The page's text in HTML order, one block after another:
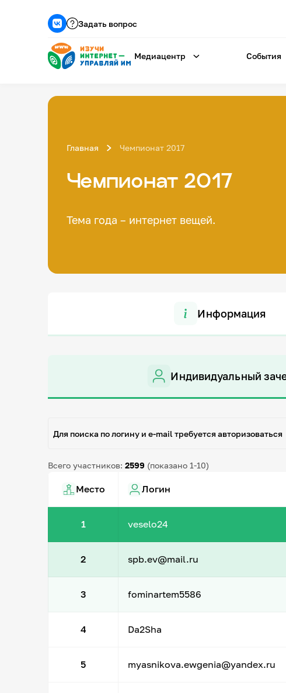
Задать вопрос
Медиацентр События
Главная Чемпионат 2017
Чемпионат 2017
Тема года – интернет вещей.
Информация
Индивидуальный
Для поиска по логину и e-mail требуется авторизоваться
Всего участников: 2599 (показано 1-10)
Место Логин
1 veselo24
2 spb.ev@mail.ru
3 fominartem5586
4 Da2Sha
5 myasnikova.ewgenia@yandex.ru